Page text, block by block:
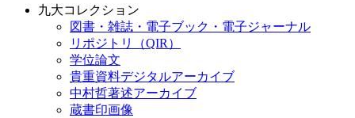
九大コレクション
図書・雑誌・電子ブック・電子ジャーナル
リポジトリ（QIR）
学位論文
貴重資料デジタルアーカイブ
中村哲著述アーカイブ
蔵書印画像